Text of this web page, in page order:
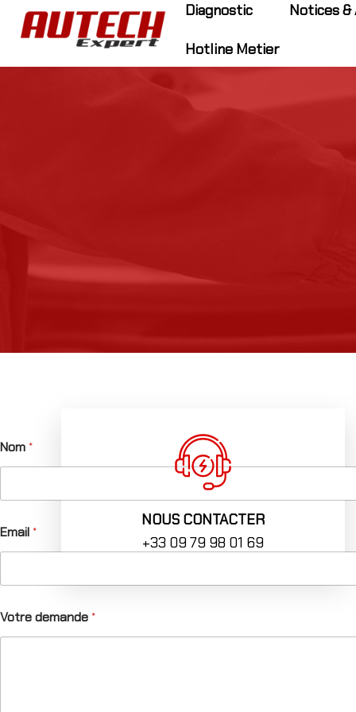
Diagnostic Notices
Hotline Metier
NOUS CONTACTER
+33 09 79 98 01 69
Nom *
Email *
r
é
Votre demande *